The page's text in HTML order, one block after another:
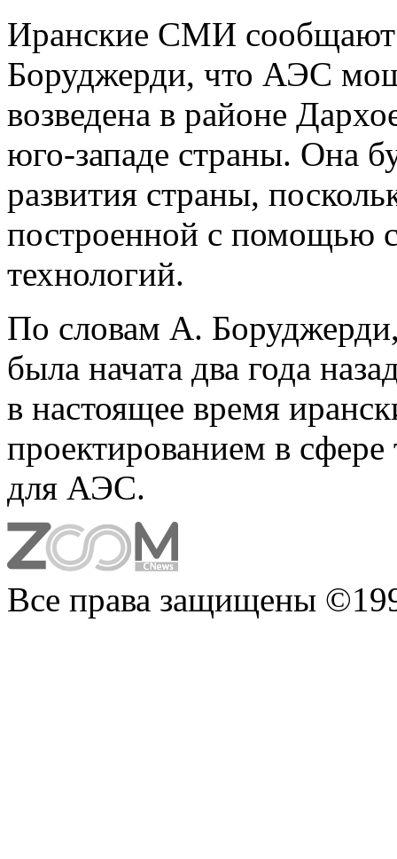
Иранские СМИ сообщают
Боруджерди, что АЭС
возведена в районе
юго-западе страны. Она
развития страны,
построенной с помощью
технологий.
По словам А.
была начата два года
в настоящее время
проектированием в
для АЭС.
Все права защищены